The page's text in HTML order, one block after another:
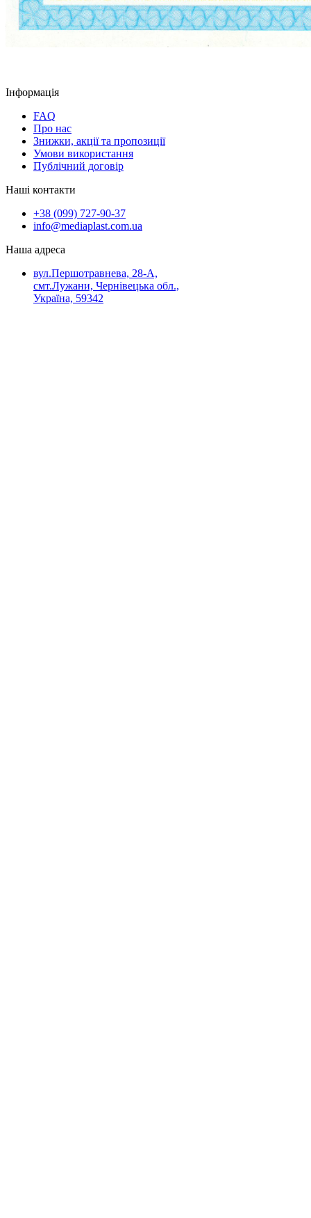
Інформація
FAQ
Про нас
Знижки, акції та пропозиції
Умови використання
Публічний договір
Наші контакти
+38 (099) 727-90-37
info@mediaplast.com.ua
Наша адреса
вул.Першотравнева, 28-А,
смт.Лужани, Чернівецька обл.,
Україна, 59342